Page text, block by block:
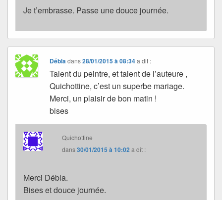
Je t’embrasse. Passe une douce journée.
Débladans28/01/2015 à 08:34 a dit :
Talent du peintre, et talent de l’auteure ,
Quichottine, c’est un superbe mariage.
Merci, un plaisir de bon matin !
bises
Quichottine
dans30/01/2015 à 10:02 a dit :
Merci Débla.
Bises et douce journée.